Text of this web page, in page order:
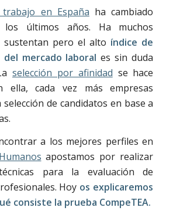
en España ha cambiado
los últimos años. Ha muchos
sustentan pero el alto índice de
mercado laboral es sin duda
selección por afinidad se hace
ella, cada vez más empresas
de candidatos en base a
a los mejores perfiles en
apostamos por realizar
para la evaluación de
Hoy os explicaremos
consiste la prueba CompeTEA.